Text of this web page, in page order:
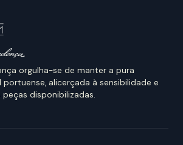
orgulha-se de manter a pura
alicerçada à sensibilidade e
disponibilizadas.